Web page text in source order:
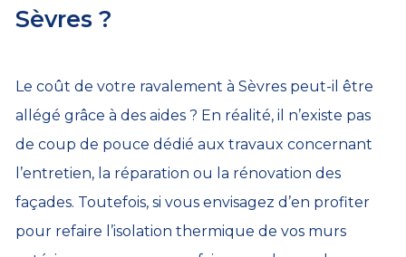
Sèvres ?
Le coût de votre ravalement à Sèvres peut-il être
allégé grâce à des aides ? En réalité, il n’existe pas
de coup de pouce dédié aux travaux concernant
l’entretien, la réparation ou la rénovation des
façades. Toutefois, si vous envisagez d’en profiter
pour refaire l’isolation thermique de vos murs